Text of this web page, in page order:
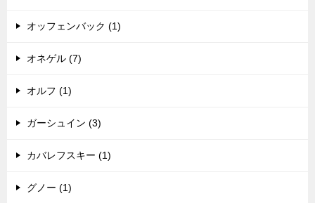
オッフェンバック (1)
オネゲル (7)
オルフ (1)
ガーシュイン (3)
カバレフスキー (1)
グノー (1)